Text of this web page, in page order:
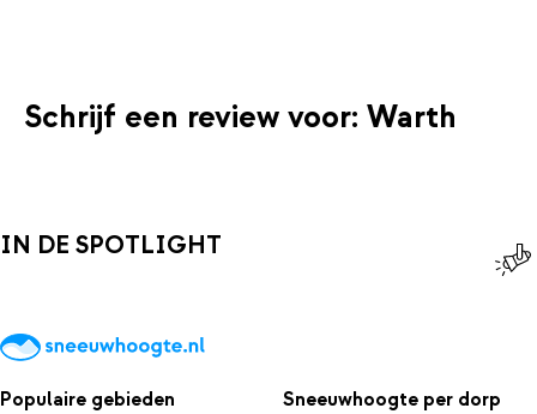
Schrijf een review voor: Warth
IN DE SPOTLIGHT
Populaire gebieden Sneeuwhoogte per dorp